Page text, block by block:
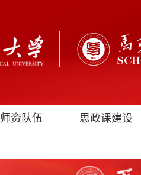
师资队伍 思政课建设